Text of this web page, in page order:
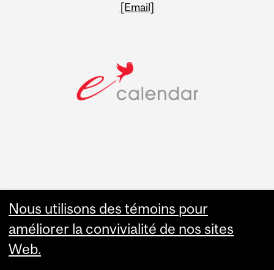
[Email]
Faculty Links
Nous utilisons des témoins pour
améliorer la convivialité de nos sites
Web.